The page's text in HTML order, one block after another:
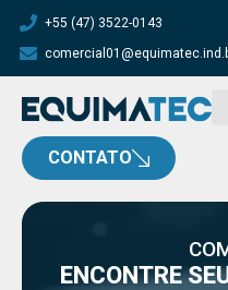
+55 (47) 3522-0143
CONTATO
ENCONTRE